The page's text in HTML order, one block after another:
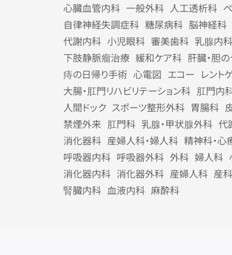
心臓血管内科 一般外科 人工透析科
自律神経失調症科 糖尿病科 脳神経科
代謝内科 小児眼科 審美歯科 乳腺内科
下肢静脈瘤治療 緩和ケア科 肝臓・胆
痔の日帰り手術 心電図 エコー レント
大腸・肛門リハビリテーション科 肛門内
人間ドック スポーツ整形外科 胃腸科
禁煙外来 肛門科 乳腺・甲状腺外科 代
消化器科 産婦人科・婦人科 精神科・心
呼吸器内科 呼吸器外科 外科 婦人科
消化器内科 消化器外科 産婦人科 産科
腎臓内科 血液内科 麻酔科